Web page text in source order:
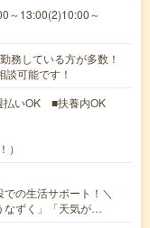
～13:00(2)10:00～
務している方が多数！
可能です！
払いOK ■扶養内OK
）
の生活サポート！＼
なずく」「天気が…